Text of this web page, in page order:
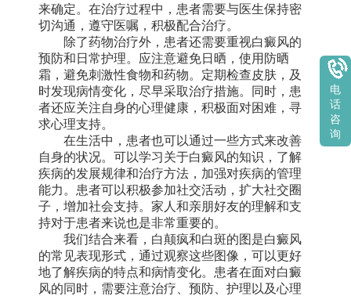
来确定。在治疗过程中，患者需要与医生保持密
切沟通，遵守医嘱，积极配合治疗。
除了药物治疗外，患者还需要重视白癜风的
预防和日常护理。应注意避免日晒，使用防晒
霜，避免刺激性食物和药物。定期检查皮肤，及
时发现病情变化，尽早采取治疗措施。同时，患
者还应关注自身的心理健康，积极面对困难，寻
求心理支持。
在生活中，患者也可以通过一些方式来改善
自身的状况。可以学习关于白癜风的知识，了解
疾病的发展规律和治疗方法，加强对疾病的管理
能力。患者可以积极参加社交活动，扩大社交圈
子，增加社会支持。家人和亲朋好友的理解和支
持对于患者来说也是非常重要的。
我们结合来看，白颠疯和白斑的图是白癜风
的常见表现形式，通过观察这些图像，可以更好
地了解疾病的特点和病情变化。患者在面对白癜
风的同时，需要注意治疗、预防、护理以及心理
电
话
咨
询